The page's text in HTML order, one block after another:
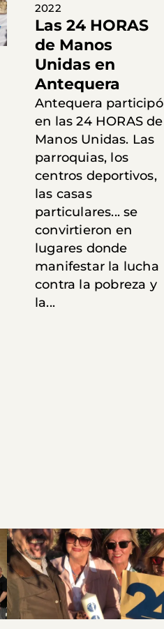
2022
Las 24 HORAS
de Manos
Unidas en
Antequera
Antequera participó
en las 24 HORAS de
Manos Unidas. Las
parroquias, los
centros deportivos,
las casas
particulares... se
convirtieron en
lugares donde
manifestar la lucha
contra la pobreza y
la...